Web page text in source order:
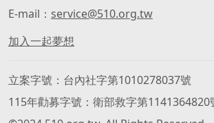
E-mail： service@510.org.tw
加入一起夢想
立案字號
台內社字第1010278037號
115年勸募字號
衛部救字第1141364820